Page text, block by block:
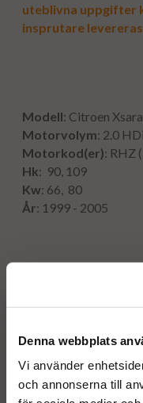
Denna webbplats
Vi använder
och annonserna till
uteblivna uppgifter
insprutare
Modell: Citroen
Motorvolym: 2.0 HDi
Motorkod(er): RHZ
Hk: 90, 109
Kw: 66, 80
År: 1999 - 2005
0445110062
0445110240
0986435077